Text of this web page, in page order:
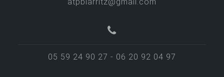
05 59 24 90 27 - 06 20 92 04 97